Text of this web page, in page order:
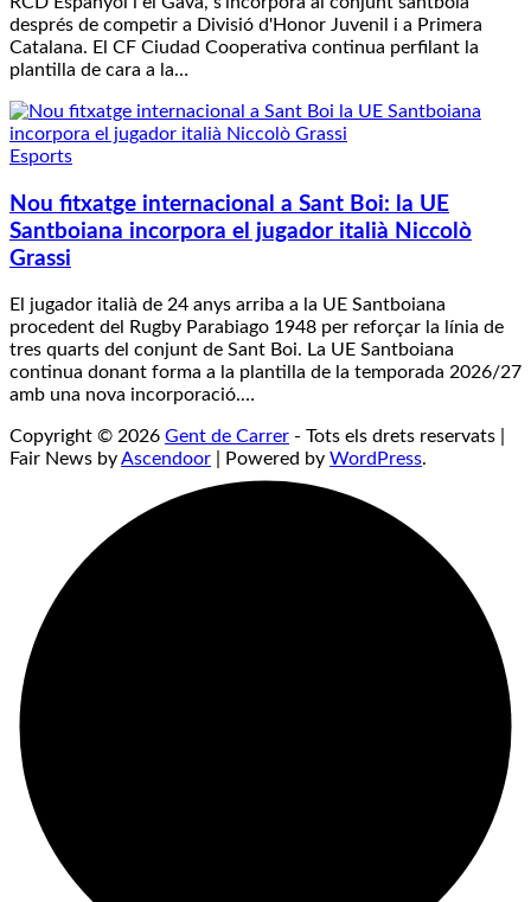
després de competir a Divisió d'Honor Juvenil i a Primera
Catalana. El CF Ciudad Cooperativa continua perfilant la
plantilla de cara a la…
Esports
Nou fitxatge internacional a Sant Boi: la UE
Santboiana incorpora el jugador italià Niccolò
Grassi
El jugador italià de 24 anys arriba a la UE Santboiana
procedent del Rugby Parabiago 1948 per reforçar la línia de
tres quarts del conjunt de Sant Boi. La UE Santboiana
continua donant forma a la plantilla de la temporada 2026/27
amb una nova incorporació.…
Copyright © 2026 Gent de Carrer - Tots els drets reservats |
Fair News byAscendoor | Powered by WordPress.